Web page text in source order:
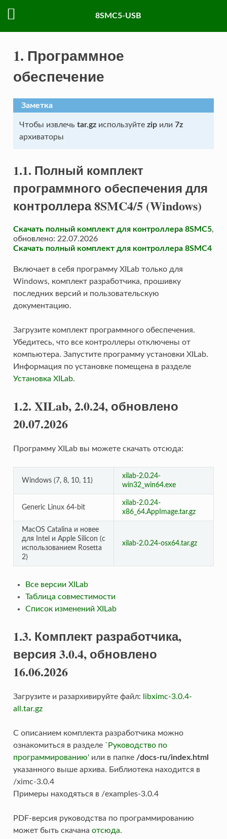
8SMC5-USB
1. Программное
обеспечение
Заметка
Чтобы извлечь tar.gzиспользуйте zipили 7z
архиваторы
1.1. Полный комплект
программного обеспечения для
контроллера 8SMC4/5 (Windows)
Скачать полный комплект для контроллера 8SMC5,
обновлено: 22.07.2026
Скачать полный комплект для контроллера 8SMC4
Включает в себя программу XILab только для
Windows, комплект разработчика, прошивку
последних версий и пользовательскую
документацию.
Загрузите комплект программного обеспечения.
Убедитесь, что все контроллеры отключены от
компьютера. Запустите программу установки XILab.
Информация по установке помещена в разделе
Установка XILab.
1.2. XILab, 2.0.24, обновлено
20.07.2026
Программу XILab вы можете скачать отсюда:
Windows (7, 8, 10, 11)
xilab-2.0.24-
win32_win64.exe
Generic Linux 64-bit
xilab-2.0.24-
x86_64.AppImage.tar.gz
MacOS Catalina и новее
для Intel и Apple Silicon (с
использованием Rosetta
2)
xilab-2.0.24-osx64.tar.gz
Все версии XILab
Таблица совместимости
Список изменений XILab
1.3. Комплект разработчика,
версия 3.0.4, обновлено
16.06.2026
Загрузите и разархивируйте файл:
libximc-3.0.4-
all.tar.gz
С описанием комплекта разработчика можно
ознакомиться в разделе `Руководство по
программированию'или в папке /docs-ru/index.html
указанного выше архива. Библиотека находится в
/ximc-3.0.4
Примеры находяться в /examples-3.0.4
PDF-версия руководства по программированию
может быть скачана отсюда.